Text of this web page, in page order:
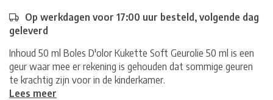
Op werkdagen voor 17:00 uur besteld, volgende dag
geleverd
Inhoud 50 ml Boles D'olor Kukette Soft Geurolie 50 ml is een
geur waar mee er rekening is gehouden dat sommige geuren
te krachtig zijn voor in de kinderkamer.
Lees meer